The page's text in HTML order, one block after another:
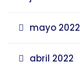
mayo 2022
abril 2022